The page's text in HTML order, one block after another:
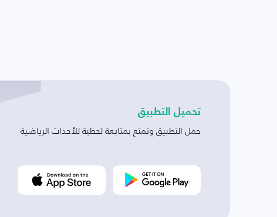
تحميل التطبيق
حمل التطبيق وتمتع بمتابعة لحظية للأحداث الرياضية